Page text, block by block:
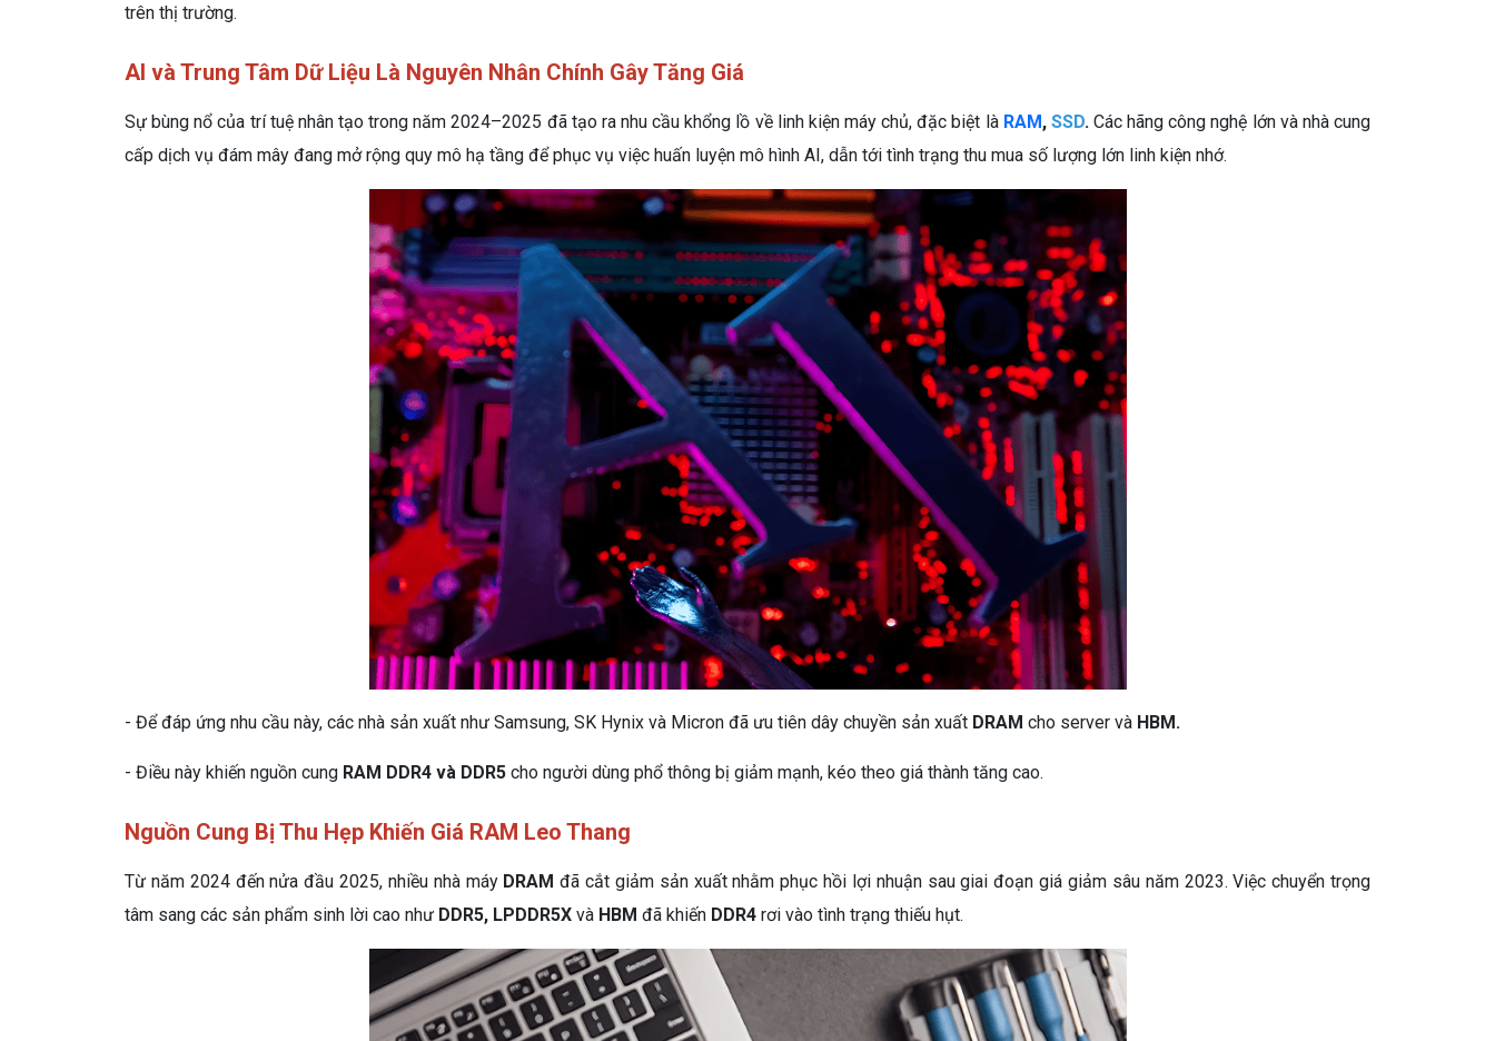
trên thị trường.
AI và Trung Tâm Dữ Liệu Là Nguyên Nhân Chính Gây Tăng Giá
Sự bùng nổ của trí tuệ nhân tạo trong năm 2024–2025 đã tạo ra nhu cầu khổng lồ về linh kiện máy chủ, đặc biệt là RAM , SSD.Các hãng công nghệ lớn và nhà cung
cấp dịch vụ đám mây đang mở rộng quy mô hạ tầng để phục vụ việc huấn luyện mô hình AI, dẫn tới tình trạng thu mua số lượng lớn linh kiện nhớ.
- Để đáp ứng nhu cầu này, các nhà sản xuất như Samsung, SK Hynix và Micron đã ưu tiên dây chuyền sản xuất DRAM cho server và HBM.
- Điều này khiến nguồn cung RAM DDR4 và DDR5 cho người dùng phổ thông bị giảm mạnh, kéo theo giá thành tăng cao.
Nguồn Cung Bị Thu Hẹp Khiến Giá RAM Leo Thang
Từ năm 2024 đến nửa đầu 2025, nhiều nhà máyDRAM đã cắt giảm sản xuất nhằm phục hồi lợi nhuận sau giai đoạn giá giảm sâu năm 2023. Việc chuyển trọng
tâm sang các sản phẩm sinh lời cao như DDR5, LPDDR5X và HBM đã khiến DDR4 rơi vào tình trạng thiếu hụt.